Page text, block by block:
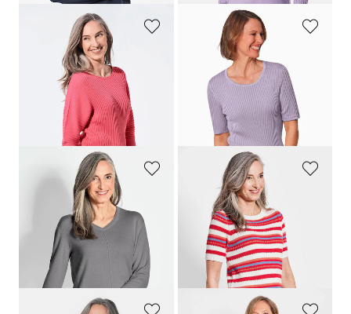
GOLDNER
99,95 €
Laagste prijs van de afgelopen 30
dagen**: 69,95 € (-14%)
GOLDNER
59,95 €69,95 €
Laagste prijs van de afgelopen 30
dagen**: 69,95 €
(-14%)
Pullover van kasjmier met V-hals
+ 7
GOLDNER
Gestreepte pullover
39,95 €99,95 €
Laagste prijs van de afgelopen 30
dagen**: 49,95 € (-20%)